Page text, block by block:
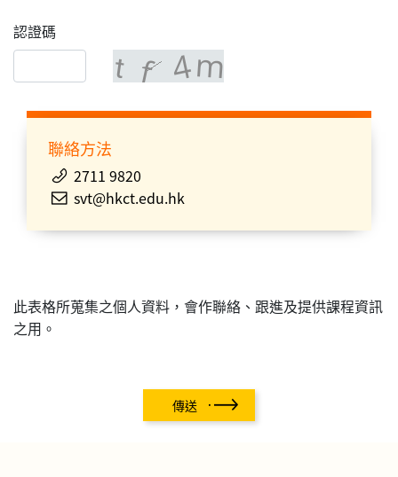
認證碼
聯絡方法
2711 9820
svt@hkct.edu.hk
此表格所蒐集之個人資料，會作聯絡、跟進及提供課程資訊
之用。
傳送